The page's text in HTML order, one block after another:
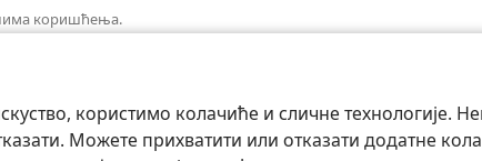
користимо колачиће и сличне технологије.
Можете прихватити или отказати додатне
коришћења.